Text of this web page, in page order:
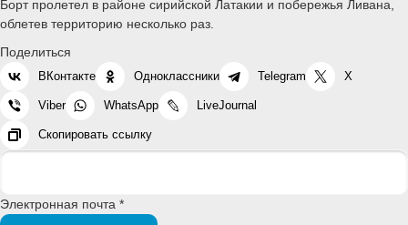
Борт пролетел в районе сирийской Латакии и побережья Ливана,
облетев территорию несколько раз.
Поделиться
ВКонтакте Одноклассники Telegram X
Viber WhatsApp LiveJournal
Скопировать ссылку
Электронная почта *